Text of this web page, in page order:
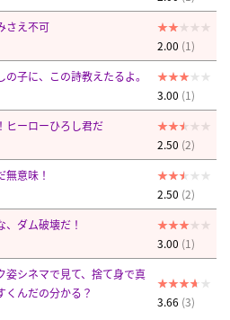
さえ不可
2.00 (1)
の子に、この詩教えたるよ。
3.00 (1)
ヒーローひろし君だ
2.50 (2)
無意味！
2.50 (2)
、ダム破壊だ！
3.00 (1)
姿シネマで見て、捨て身で真
くんだの分かる？
3.66 (3)